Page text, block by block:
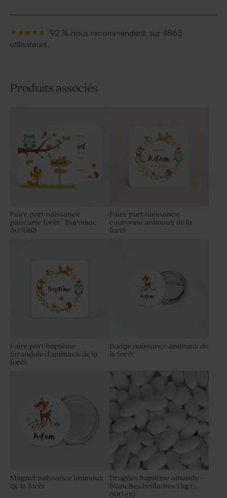
92 % nous recommandent, sur 4863
utilisateurs.
Produits associés
Faire part naissance
pancarte forêt | Buromac
507085
Faire part naissance
couronne animaux de la
forêt
Faire part baptême
farandole d'animaux de la
forêt
Badge naissance animaux de
la forêt
Magnet naissance animaux
de la forêt
Dragées baptême amande –
blanches brillantes 1 kg (±
300 ex)